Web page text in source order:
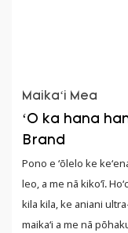
Maikaʻi Mea
ʻO ka hana
Brand
Pono e ʻōlelo ke
leo, a me nā kikoʻī.
kila kila, ke aniani
maikaʻi a me nā